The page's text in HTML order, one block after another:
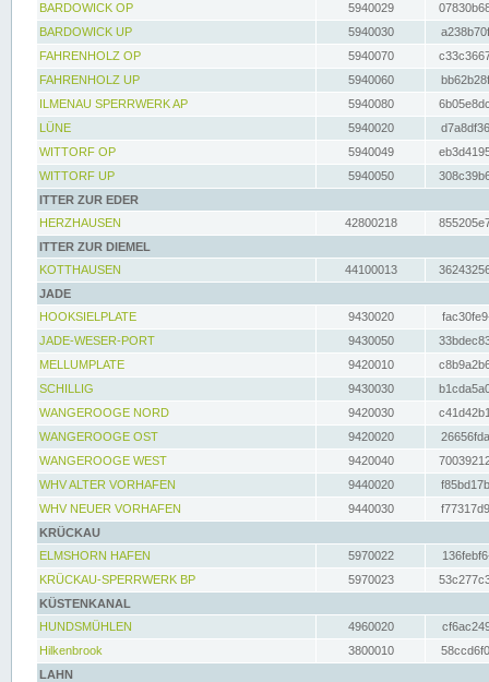
BARDOWICK OP
5940029
BARDOWICK UP
5940030
FAHRENHOLZ OP
5940070
FAHRENHOLZ UP
5940060
ILMENAU SPERRWERK AP
5940080
LÜNE
5940020
WITTORF OP
5940049
WITTORF UP
5940050
ITTER ZUR EDER
HERZHAUSEN
42800218
ITTER ZUR DIEMEL
KOTTHAUSEN
44100013
JADE
HOOKSIELPLATE
9430020
JADE-WESER-PORT
9430050
MELLUMPLATE
9420010
SCHILLIG
9430030
WANGEROOGE NORD
9420030
WANGEROOGE OST
9420020
WANGEROOGE WEST
9420040
WHV ALTER VORHAFEN
9440020
WHV NEUER VORHAFEN
9440030
KRÜCKAU
ELMSHORN HAFEN
5970022
KRÜCKAU-SPERRWERK BP
5970023
KÜSTENKANAL
HUNDSMÜHLEN
4960020
Hilkenbrook
3800010
LAHN